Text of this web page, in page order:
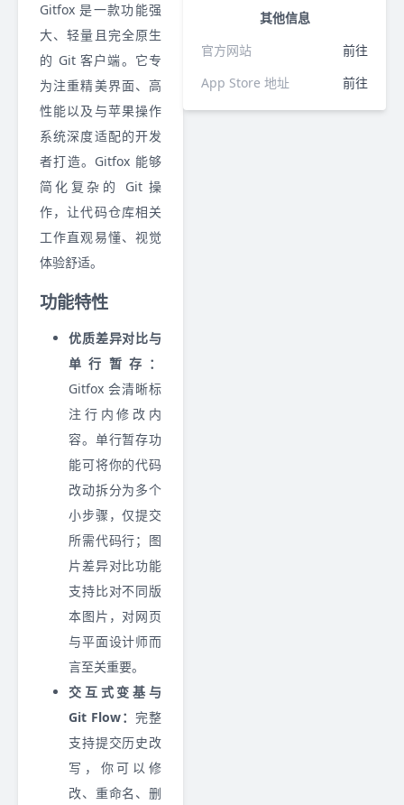
Gitfox 是一款功能强
大、轻量且完全原生
的 Git 客户端。它专
为注重精美界面、高
性能以及与苹果操作
系统深度适配的开发
者打造。Gitfox 能够
简化复杂的 Git 操
作，让代码仓库相关
工作直观易懂、视觉
体验舒适。
功能特性
优质差异对比与
单行暂存：
Gitfox 会清晰标
注行内修改内
容。单行暂存功
能可将你的代码
改动拆分为多个
小步骤，仅提交
所需代码行；图
片差异对比功能
支持比对不同版
本图片，对网页
与平面设计师而
言至关重要。
交互式变基与
Git Flow： 完整
支持提交历史改
写，你可以修
改、重命名、删
其他信息
官方网站
前往
App Store 地址
前往